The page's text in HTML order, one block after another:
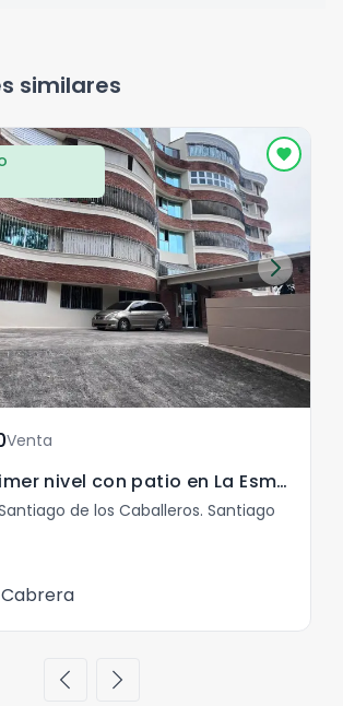
similares
Venta
Venta de primer nivel con patio en La Esmeralda
de los Caballeros. Santiago
chevron_left chevron_right